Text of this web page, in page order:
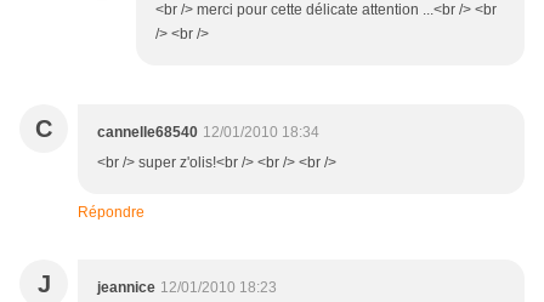
<br /> merci pour cette délicate attention ...<br /> <br
/> <br />
C cannelle68540 12/01/2010 18:34
<br /> super z'olis!<br /> <br /> <br />
Répondre
J jeannice 12/01/2010 18:23